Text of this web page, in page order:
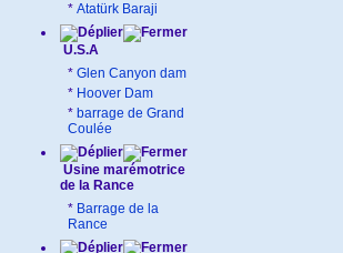
* Atatürk Baraji
U.S.A
* Glen Canyon dam
* Hoover Dam
* barrage de Grand
Coulée
Usine marémotrice
de la Rance
* Barrage de la
Rance